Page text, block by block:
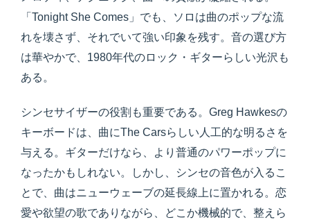
「Tonight She Comes」でも、ソロは曲のポップな流
れを壊さず、それでいて強い印象を残す。音の選び方
は華やかで、1980年代のロック・ギターらしい光沢も
ある。
シンセサイザーの役割も重要である。Greg Hawkesの
キーボードは、曲にThe Carsらしい人工的な明るさを
与える。ギターだけなら、より普通のパワーポップに
なったかもしれない。しかし、シンセの音色が入るこ
とで、曲はニューウェーブの延長線上に置かれる。恋
愛や欲望の歌でありながら、どこか機械的で、整えら